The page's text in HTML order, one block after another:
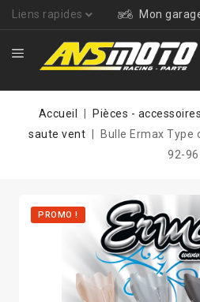
Liens rapides Mon
Accueil Pièces - accessoires
saute vent
Bulle Ermax Type
92-96
PROMO !